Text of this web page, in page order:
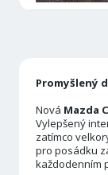
Promyšlený
Nová Mazda
Vylepšený
zatímco
pro posádku
každodenním